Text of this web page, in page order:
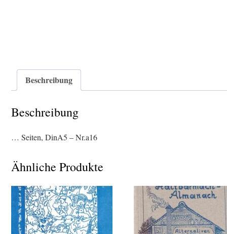
Beschreibung
Beschreibung
… Seiten, DinA5 – Nr.a16
Ähnliche Produkte